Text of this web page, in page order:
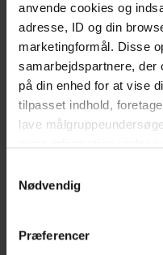
anvende cookies og
adresse, ID og din
marketingformål. Disse
samarbejdspartnere, der
på din enhed for at vise
tilpasset indhold,
lave
tilbage eller ændre
"Cookiedeklaration",
Nødvendig
Præferencer